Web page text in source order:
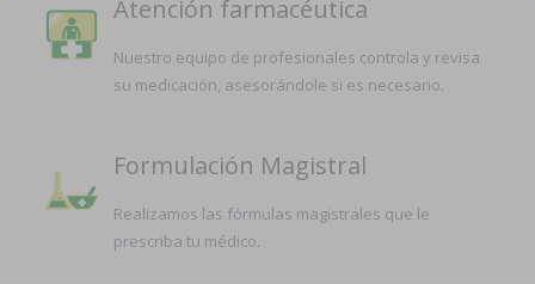
Atención farmacéutica
Nuestro equipo de profesionales controla y revisa
su medicación, asesorándole si es necesario.
Formulación Magistral
Realizamos las fórmulas magistrales que le
prescriba tu médico.